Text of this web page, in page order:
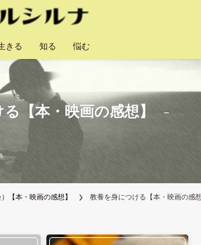
きる 知る 悩む
【本・映画の感想】
–
【本・映画の感想】 教養を身につける【本・映画の感